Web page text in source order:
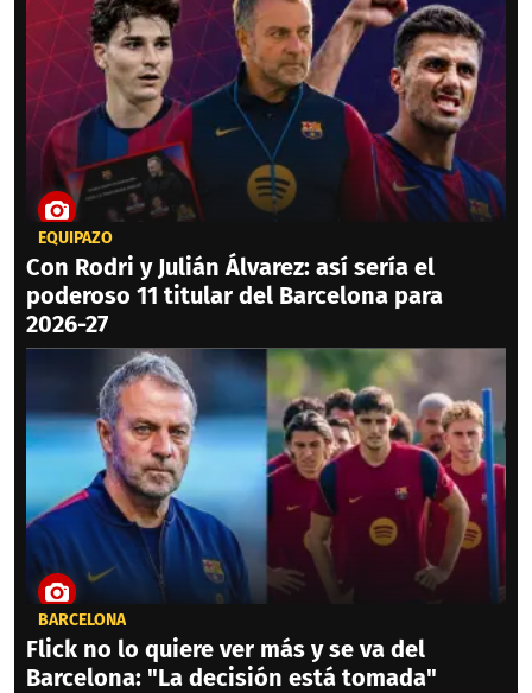
EQUIPAZO
Con Rodri y Julián Álvarez: así sería el
poderoso 11 titular del Barcelona para
2026-27
BARCELONA
Flick no lo quiere ver más y se va del
Barcelona: "La decisión está tomada"